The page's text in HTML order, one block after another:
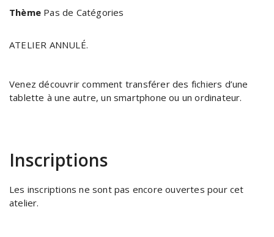
Thème Pas de Catégories
ATELIER ANNULÉ.
Venez découvrir comment transférer des fichiers d’une
tablette à une autre, un smartphone ou un ordinateur.
Inscriptions
Les inscriptions ne sont pas encore ouvertes pour cet
atelier.